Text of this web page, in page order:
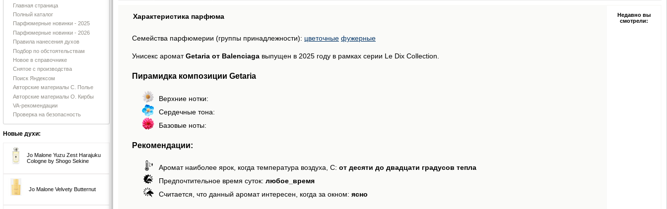
Главная страница
Полный каталог
Парфюмерные новинки - 2025
Парфюмерные новинки - 2026
Правила нанесения духов
Подбор по обстоятельствам
Новое в справочнике
Снятое с производства
Поиск Яндексом
Авторские материалы С. Полье
Авторские материалы О. Кирбы
VA-рекомендации
Проверка на безопасность
Новые духи:
Jo Malone Yuzu Zest Harajuku
Cologne by Shogo Sekine
Jo Malone Velvety Butternut
Характеристика парфюма
Семейства парфюмерии (группы принадлежности): цветочные фужерные
Унисекс ароматGetaria от Balenciaga выпущен в 2025 году в рамках серии Le Dix Collection.
Пирамидка композиции Getaria
Верхние нотки:
Сердечные тона:
Базовые ноты:
Рекомендации:
Аромат наиболее ярок, когда температура воздуха, С: от десяти до двадцати градусов тепла
Предпочтительное время суток: любое_время
Считается, что данный аромат интересен, когда за окном: ясно
Недавно вы
смотрели: